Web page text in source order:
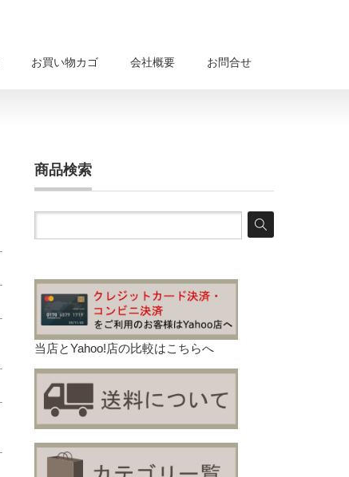
お買い物カゴ 会社概要 お問合せ
商品検索
当店とYahoo!店の比較はこちらへ